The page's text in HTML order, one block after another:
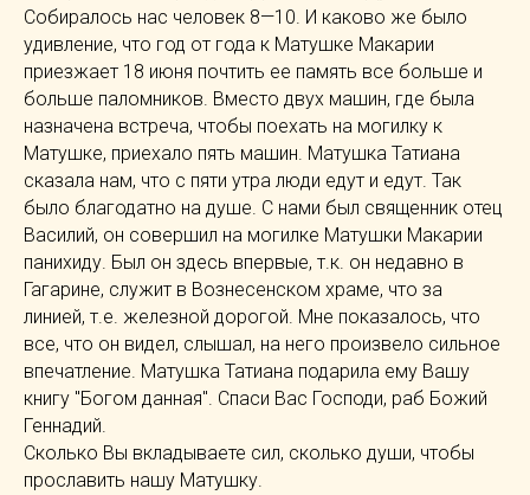
Собиралось нас человек 8—10. И каково же было
удивление, что год от года к Матушке Макарии
приезжает 18 июня почтить ее память все больше и
больше паломников. Вместо двух машин, где была
назначена встреча, чтобы поехать на могилку к
Матушке, приехало пять машин. Матушка Татиана
сказала нам, что с пяти утра люди едут и едут. Так
было благодатно на душе. С нами был священник отец
Василий, он совершил на могилке Матушки Макарии
панихиду. Был он здесь впервые, т.к. он недавно в
Гагарине, служит в Вознесенском храме, что за
линией, т.е. железной дорогой. Мне показалось, что
все, что он видел, слышал, на него произвело сильное
впечатление. Матушка Татиана подарила ему Вашу
книгу "Богом данная". Спаси Вас Господи, раб Божий
Геннадий.
Сколько Вы вкладываете сил, сколько души, чтобы
прославить нашу Матушку.